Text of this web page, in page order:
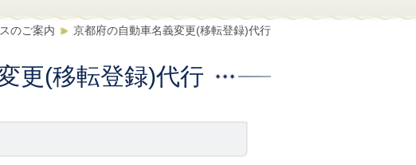
のご案内 京都府の自動車名義変更(移転登録)代行
更(移転登録)代行